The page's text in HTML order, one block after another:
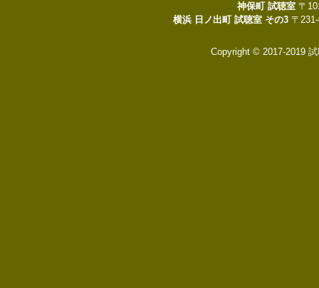
神保町 試聴室 〒
横浜 日ノ出町 試聴室 その3 〒
Copyright © 2017-2019